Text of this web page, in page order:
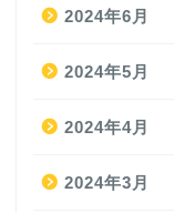
2024年6月
2024年5月
2024年4月
2024年3月